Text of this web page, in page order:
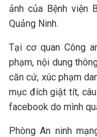
ảnh của Bệnh viện
Quảng Ninh.
Tại cơ quan Công
phạm, nội dung
căn cứ, xúc phạm
mục đích giật tít,
facebook do mình
Phòng An ninh